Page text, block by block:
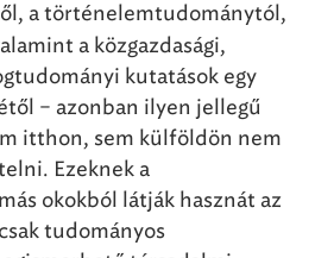
a történelemtudománytól,
a közgazdasági,
kutatások egy
– azonban ilyen jellegű
itthon, sem külföldön nem
Ezeknek a
okokból látják hasznát az
tudományos